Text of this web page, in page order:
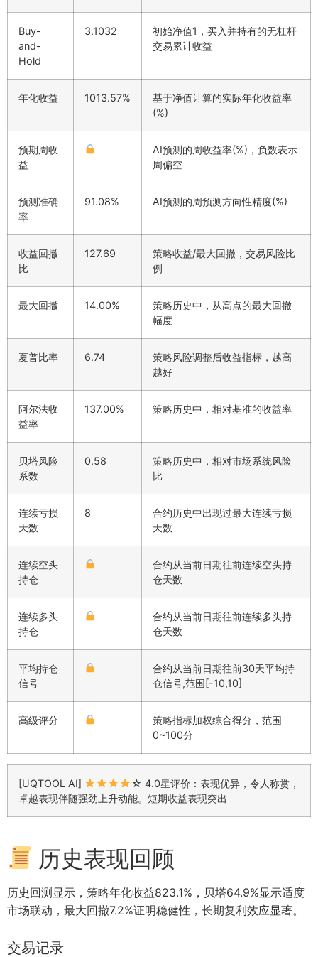
Buy-
and-
Hold
3.1032
初始净值1，买入并持有的无杠杆
交易累计收益
年化收益 1013.57%
基于净值计算的实际年化收益率
(%)
预期周收
益
AI预测的周收益率(%)，负数表示
周偏空
预测准确
率
91.08% AI预测的周预测方向性精度(%)
收益回撤
比
127.69
策略收益/最大回撤，交易风险比
例
最大回撤 14.00%
策略历史中，从高点的最大回撤
幅度
夏普比率 6.74
策略风险调整后收益指标，越高
越好
阿尔法收
益率
137.00% 策略历史中，相对基准的收益率
贝塔风险
系数
0.58
策略历史中，相对市场系统风险
比
连续亏损
天数
8
合约历史中出现过最大连续亏损
天数
连续空头
持仓
合约从当前日期往前连续空头持
仓天数
连续多头
持仓
合约从当前日期往前连续多头持
仓天数
平均持仓
信号
合约从当前日期往前30天平均持
仓信号,范围[-10,10]
高级评分
策略指标加权综合得分，范围
0~100分
[UQTOOL AI]
☆ 4.0星评价：表现优异，令人称赏，
卓越表现伴随强劲上升动能。短期收益表现突出
历史表现回顾
历史回测显示，策略年化收益823.1%，贝塔64.9%显示适度
市场联动，最大回撤7.2%证明稳健性，长期复利效应显著。
交易记录